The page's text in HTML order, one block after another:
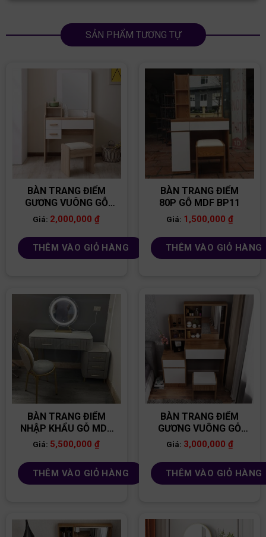
SẢN PHẨM TƯƠNG TỰ
BÀN TRANG ĐIỂM
GƯƠNG VUÔNG GỖ
MDF BP07
Giá: 2,000,000₫
THÊM VÀO GIỎ HÀNG
BÀN TRANG ĐIỂM
80P GỖ MDF BP11
Giá: 1,500,000 ₫
THÊM VÀO GIỎ HÀNG
BÀN TRANG ĐIỂM
NHẬP KHẨU GỖ MDF
BP14
Giá: 5,500,000₫
THÊM VÀO GIỎ HÀNG
BÀN TRANG ĐIỂM
GƯƠNG VUÔNG GỖ
MDF BP05
Giá: 3,000,000 ₫
THÊM VÀO GIỎ HÀNG